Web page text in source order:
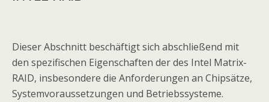
Dieser Abschnitt beschäftigt sich abschließend mit
den spezifischen Eigenschaften der des Intel Matrix-
RAID, insbesondere die Anforderungen an Chipsätze,
Systemvoraussetzungen und Betriebssysteme.